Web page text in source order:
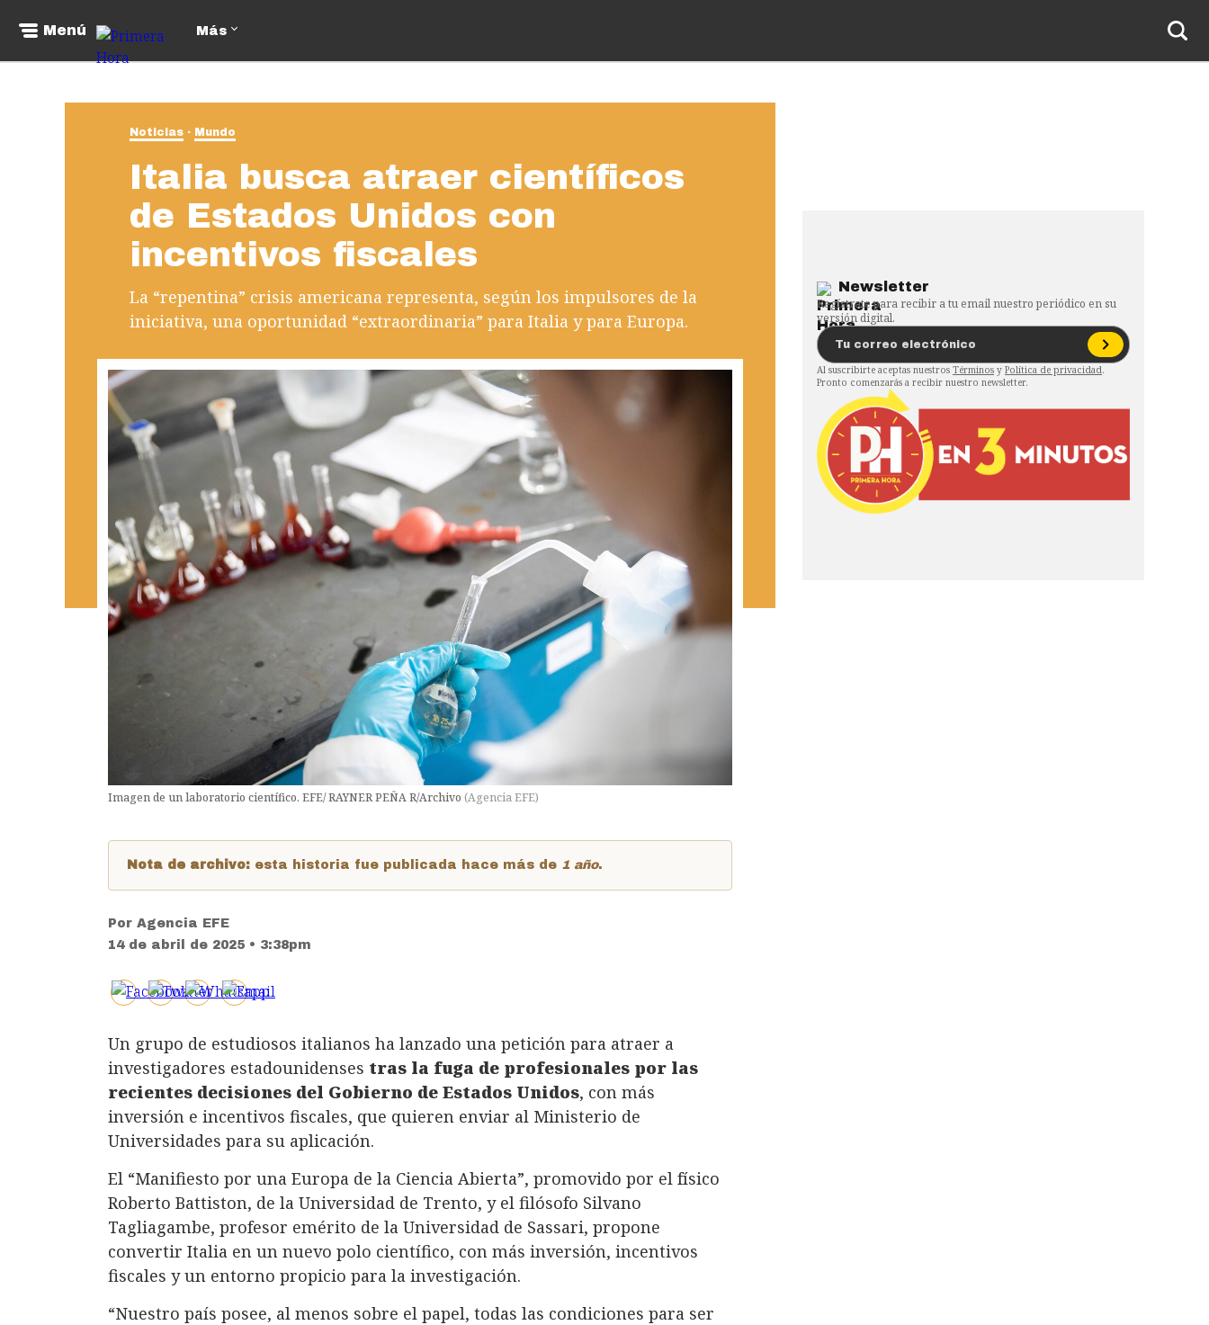
Menú Más
Noticias Mundo
Italia busca atraer científicos
de Estados Unidos con
incentivos fiscales
La “repentina” crisis americana representa, según los impulsores de la
iniciativa, una oportunidad “extraordinaria” para Italia y para Europa.
Imagen de un laboratorio científico. EFE/ RAYNER PEÑA R/Archivo (Agencia EFE)
Nota de archivo: esta historia fue publicada hace más de 1 año.
Por Agencia EFE
14 de abril de 2025 • 3:38pm
Un grupo de estudiosos italianos ha lanzado una petición para atraer a
investigadores estadounidenses tras la fuga de profesionales por las
recientes decisiones del Gobierno de Estados Unidos, con más
inversión e incentivos fiscales, que quieren enviar al Ministerio de
Universidades para su aplicación.
El “Manifiesto por una Europa de la Ciencia Abierta”, promovido por el físico
Roberto Battiston, de la Universidad de Trento, y el filósofo Silvano
Tagliagambe, profesor emérito de la Universidad de Sassari, propone
convertir Italia en un nuevo polo científico, con más inversión, incentivos
fiscales y un entorno propicio para la investigación.
“Nuestro país posee, al menos sobre el papel, todas las condiciones para ser
Newsletter
Regístrate para recibir a tu email nuestro periódico en su
versión digital.
Al suscribirte aceptas nuestros Términos y Política de privacidad.
Pronto comenzarás a recibir nuestro newsletter.